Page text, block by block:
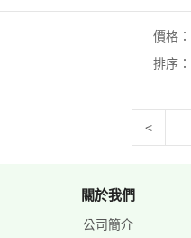
價格：
排序：
<
關於我們
公司簡介